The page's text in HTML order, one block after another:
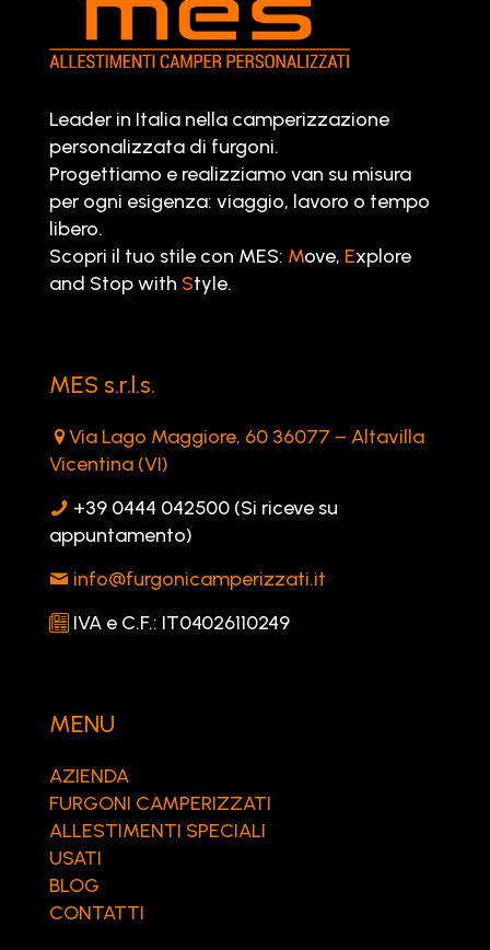
Leader in Italia nella camperizzazione
personalizzata di furgoni.
Progettiamo e realizziamo van su misura
per ogni esigenza: viaggio, lavoro o tempo
libero.
Scopri il tuo stile con MES: Move, Explore
and Stop with Style.
MES s.r.l.s.
Via Lago Maggiore, 60 36077 – Altavilla
Vicentina (VI)
+39 0444 042500 (Si riceve su
appuntamento)
info@furgonicamperizzati.it
IVA e C.F.: IT04026110249
MENU
AZIENDA
FURGONI CAMPERIZZATI
ALLESTIMENTI SPECIALI
USATI
BLOG
CONTATTI